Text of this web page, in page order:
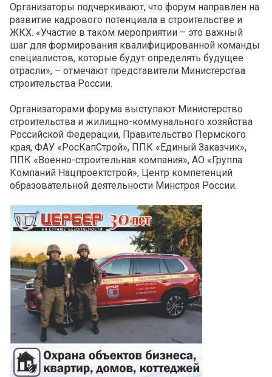
Организаторы подчеркивают, что форум направлен на
развитие кадрового потенциала в строительстве и
ЖКХ. «Участие в таком мероприятии – это важный
шаг для формирования квалифицированной команды
специалистов, которые будут определять будущее
отрасли», – отмечают представители Министерства
строительства России.
Организаторами форума выступают Министерство
строительства и жилищно-коммунального хозяйства
Российской Федерации, Правительство Пермского
края, ФАУ «РосКапСтрой», ППК «Единый Заказчик»,
ППК «Военно-строительная компания», АО «Группа
Компаний Нацпроектстрой», Центр компетенций
образовательной деятельности Минстроя России.